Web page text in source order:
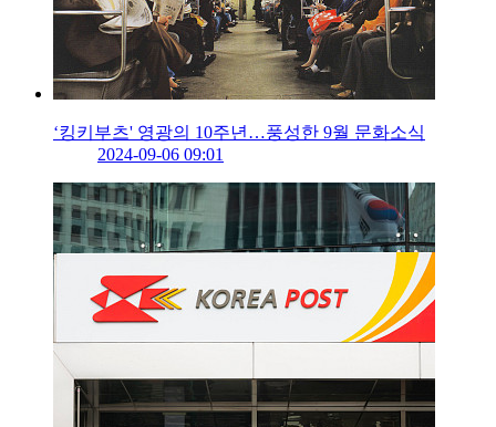
‘킹키부츠' 영광의 10주년…풍성한 9월 문화소식
2024-09-06 09:01